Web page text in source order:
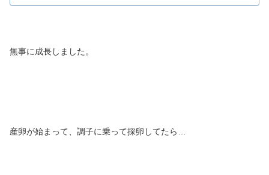
無事に成長しました。
産卵が始まって、調子に乗って採卵してたら…